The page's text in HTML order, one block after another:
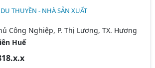
THUYỀN - NHÀ SẢN XUẤT
Công Nghiệp, P. Thị Lương, TX. Hương
Huế